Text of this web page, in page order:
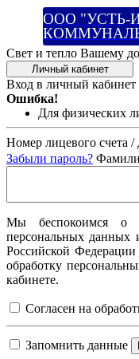
ООО
Свет и тепло Вашему
Личный кабинет
Вход в личный кабинет
Ошибка!
Для физических
Номер лицевого счета /
Забыли пароль?
Мы беспокоимся о
персональных данных
Российской
обработку
кабинете.
Согласен на
Запомнить данные